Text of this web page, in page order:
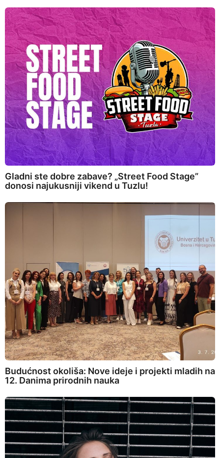
Gladni ste dobre zabave? „Street Food Stage”
donosi najukusniji vikend u Tuzlu!
Budućnost okoliša: Nove ideje i projekti mladih na
12. Danima prirodnih nauka